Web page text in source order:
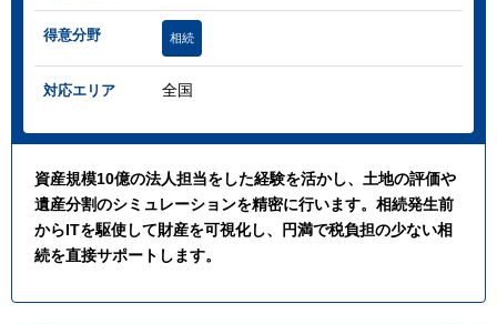
得意分野 相続
対応エリア 全国
資産規模10億の法人担当をした経験を活かし、土地の評価や
遺産分割のシミュレーションを精密に行います。相続発生前
からITを駆使して財産を可視化し、円満で税負担の少ない相
続を直接サポートします。